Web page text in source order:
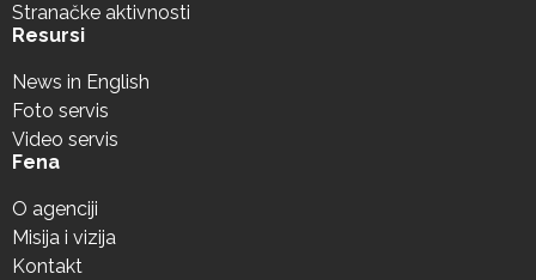
Stranačke aktivnosti
Resursi
News in English
Foto servis
Video servis
Fena
O agenciji
Misija i vizija
Kontakt